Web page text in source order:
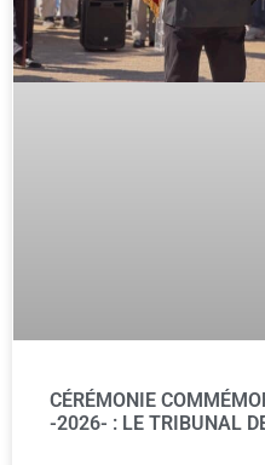
CÉRÉMONIE
-2026- : LE TRIBUNAL